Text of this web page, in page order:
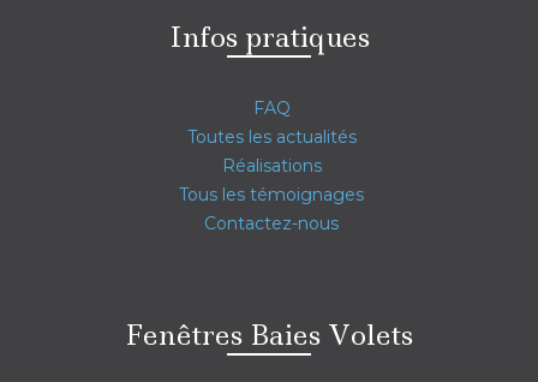
Infos pratiques
FAQ
Toutes les actualités
Réalisations
Tous les témoignages
Contactez-nous
Fenêtres Baies Volets